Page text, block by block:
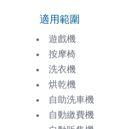
適用範圍
遊戲機
按摩椅
洗衣機
烘乾機
自助洗車機
自動繳費機